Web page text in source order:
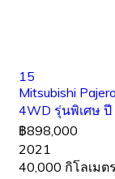
15
Mitsubishi
4WD รุ่นพิเศษ ปี
฿898,000
2021
40,000 กิโลเมตร